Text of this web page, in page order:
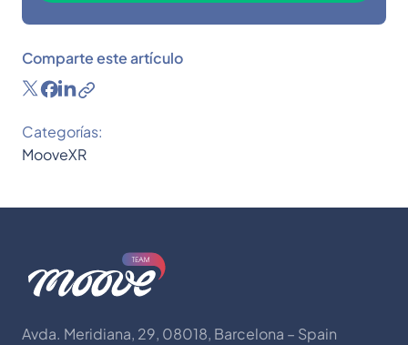
Comparte este artículo
Categorías:
MooveXR
Avda. Meridiana, 29, 08018, Barcelona – Spain